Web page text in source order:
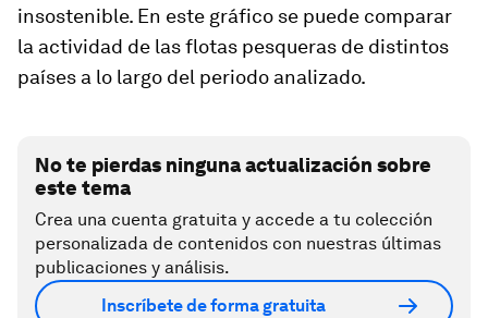
insostenible. En este gráfico se puede comparar
la actividad de las flotas pesqueras de distintos
países a lo largo del periodo analizado.
No te pierdas ninguna actualización sobre
este tema
Crea una cuenta gratuita y accede a tu colección
personalizada de contenidos con nuestras últimas
publicaciones y análisis.
Inscríbete de forma gratuita